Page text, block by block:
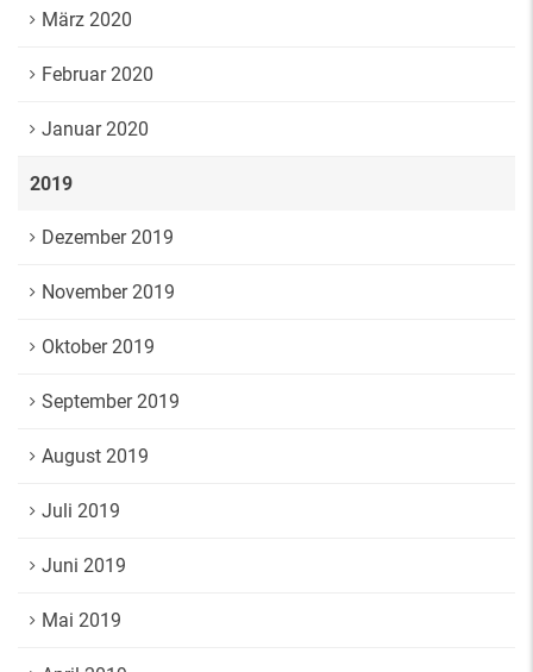
März 2020
Februar 2020
Januar 2020
2019
Dezember 2019
November 2019
Oktober 2019
September 2019
August 2019
Juli 2019
Juni 2019
Mai 2019